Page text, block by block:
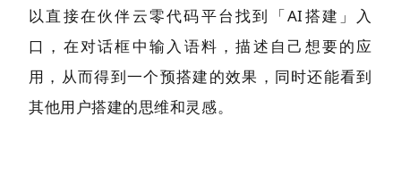
以直接在伙伴云零代码平台找到「AI搭建」入
口，在对话框中输入语料，描述自己想要的应
用，从而得到一个预搭建的效果，同时还能看到
其他用户搭建的思维和灵感。